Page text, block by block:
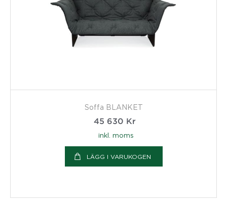
Soffa BLANKET
45 630 Kr
inkl. moms
LÄGG I VARUKOGEN